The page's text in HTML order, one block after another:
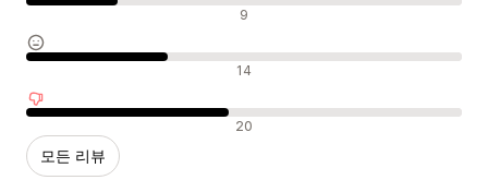
긍정적인 리뷰 9
중립적인 리뷰 14
부정적인 리뷰 20
모든 리뷰